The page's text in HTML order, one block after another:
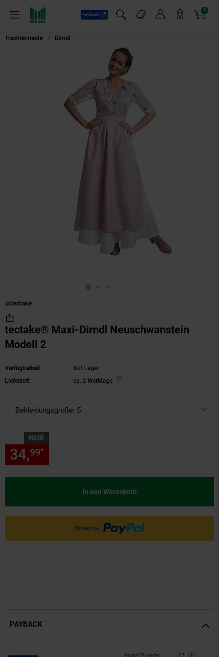
Menü
Payback
Suchfeld einblenden
Markt-Angebote 0
Artikel
Trachtenmode Dirndl
tectake® Maxi-Dirndl Neuschwanstein
Modell 2
Verfügbarkeit:
Auf Lager
Lieferzeit:
ca. 2 Werktage
Bekleidungsgröße: S
NUR
34,99*
In den Warenkorb
PAYBACK
Basis°Punkte:
17